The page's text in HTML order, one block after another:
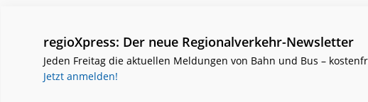
regioXpress: Der neue Regionalverkehr-Newsletter
Jeden Freitag die aktuellen Meldungen von Bahn und Bus –
Jetzt anmelden!